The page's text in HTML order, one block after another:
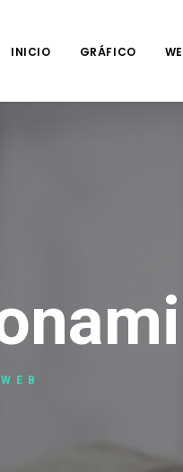
INICIO GRÁFICO